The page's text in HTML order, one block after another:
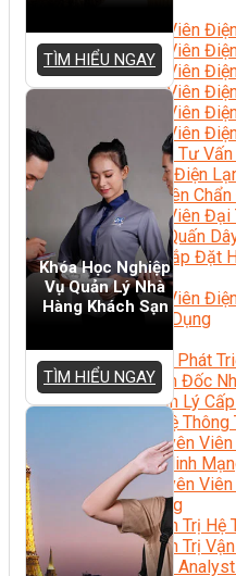
Kỹ Thuật Viên
Kỹ Thuật Viên
Kỹ Thuật Viên
Kỹ Thuật Viên
Kỹ Thuật Viên
Kỹ Thuật Viên
Nghiệp Vụ Tư
Sửa Chữa Điện
Chuyên Viên
Kỹ Thuật Viên Đại
Kỹ Thuật Quấn
Thiết Kế Lắp Đặt
Trời
Kỹ Thuật Viên
Lạnh Dân Dụng
Quản Trị & Phát
Giám Đốc
Quản Lý
Công Nghệ Thông
Chuyên
An Ninh
Chuyên
Mạng
Quản Trị Hệ
Quản Trị
Data
TÌM HIỂU NGAY
Khóa Học Nghiệp
Vụ Quản Lý Nhà
Hàng Khách Sạn
TÌM HIỂU NGAY